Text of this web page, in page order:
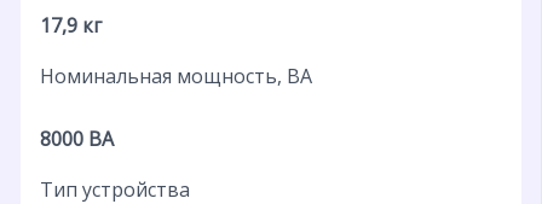
17,9 кг
Номинальная мощность, ВА
8000 ВА
Тип устройства